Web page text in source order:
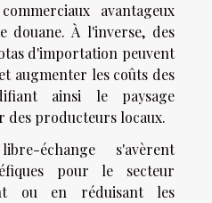
avantageux
douane. À l'inverse, des
d'importation peuvent
augmenter les coûts des
ainsi le paysage
des producteurs locaux.
échange s'avèrent
pour le secteur
ou en réduisant les